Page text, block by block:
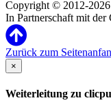
Copyright © 2012-
In Partnerschaft mit der
Zurück zum
×
Weiterleitung zu